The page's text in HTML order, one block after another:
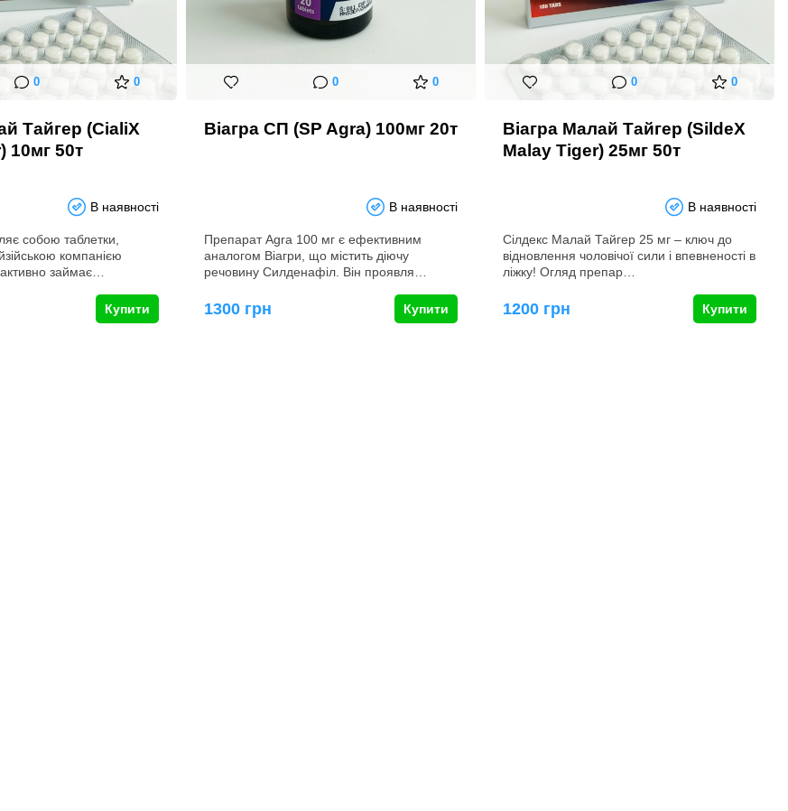
0 0
Тайгер (CialiX
10мг 50т
В наявності
собою таблетки,
компанією
займає…
Купити
0 0
Віагра СП (SP Agra) 100мг 20т
В наявності
Препарат Agra 100 мг є ефективним
аналогом Віагри, що містить діючу
речовину Силденафіл. Він проявля…
1300 грн Купити
0 0
Віагра Малай Тайгер (SildeX
Malay Tiger) 25мг 50т
В наявності
Сілдекс Малай Тайгер 25 мг – ключ до
відновлення чоловічої сили і впевненості в
ліжку! Огляд препар…
1200 грн Купити